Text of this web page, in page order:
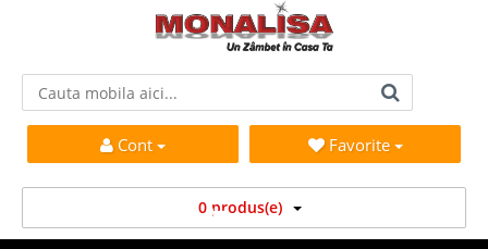
Cont Favorite
0 produs(e)